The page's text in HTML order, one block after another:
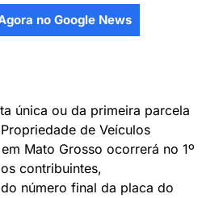
no Google News
única ou da primeira parcela
de Veículos
Mato Grosso ocorrerá no 1º
contribuintes,
número final da placa do